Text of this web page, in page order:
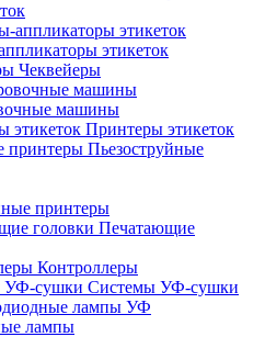
этикеток
Чеквейеры
машины
Принтеры этикеток
Пьезоструйные
принтеры
Печатающие
Контроллеры
Системы УФ-сушки
УФ
лампы